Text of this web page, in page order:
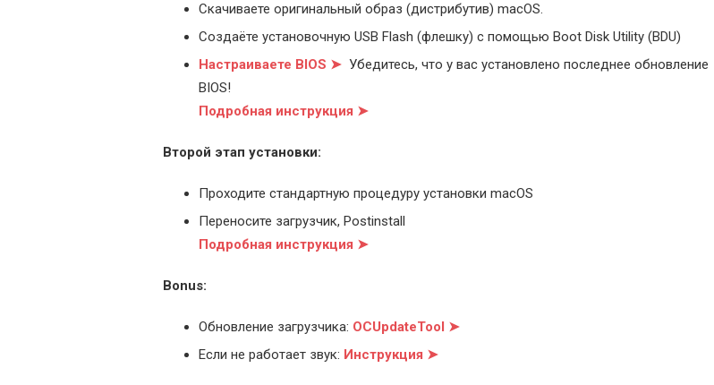
Скачиваете оригинальный образ (дистрибутив) macOS.
Создаёте установочную USB Flash (флешку) с помощью Boot Disk Utility (BDU)
Настраиваете BIOS ➤ Убедитесь, что у вас установлено последнее обновление
BIOS!
Подробная инструкция ➤
Второй этап установки:
Проходите стандартную процедуру установки macOS
Переносите загрузчик, Postinstall
Подробная инструкция ➤
Bonus:
Обновление загрузчика: OCUpdateTool ➤
Если не работает звук: Инструкция ➤